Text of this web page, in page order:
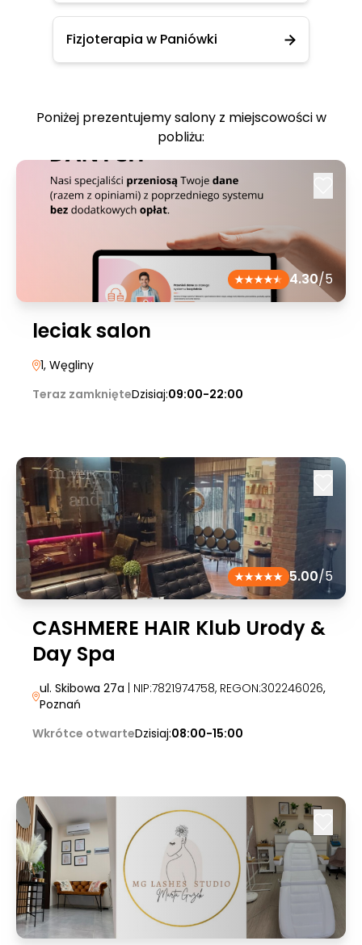
Fizjoterapia w Paniówki
Poniżej prezentujemy salony z miejscowości w
pobliżu:
4.30/5
leciak salon
1, Węgliny
Teraz zamknięteDzisiaj:09:00-22:00
5.00/5
CASHMERE HAIR Klub Urody &
Day Spa
ul. Skibowa 27a | NIP:7821974758, REGON:302246026,
Poznań
Wkrótce otwarteDzisiaj:08:00-15:00